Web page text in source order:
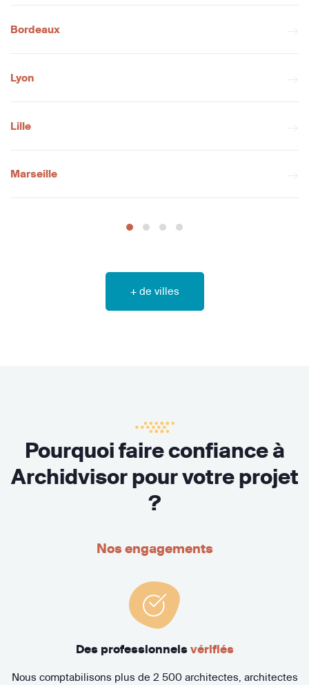
Bordeaux
Lyon
Lille
Marseille
+ de villes
Pourquoi faire confiance à
Archidvisor pour votre projet
?
Nos engagements
Des professionnels vérifiés
Nous comptabilisons plus de 2 500 architectes, architectes